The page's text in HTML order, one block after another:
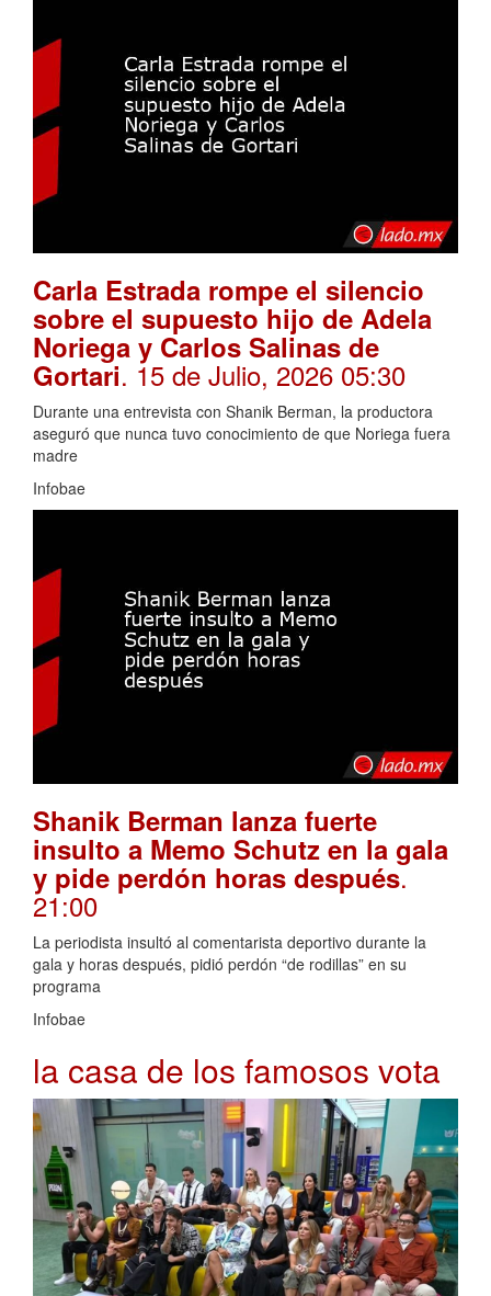
Carla Estrada rompe el silencio
sobre el supuesto hijo de Adela
Noriega y Carlos Salinas de
Gortari. 15 de Julio, 2026 05:30
Durante una entrevista con Shanik Berman, la productora
aseguró que nunca tuvo conocimiento de que Noriega fuera
madre
Infobae
Shanik Berman lanza fuerte
insulto a Memo Schutz en la gala
y pide perdón horas después.
21:00
La periodista insultó al comentarista deportivo durante la
gala y horas después, pidió perdón “de rodillas” en su
programa
Infobae
la casa de los famosos vota